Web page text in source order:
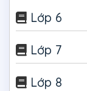
Lớp 6
Lớp 7
Lớp 8